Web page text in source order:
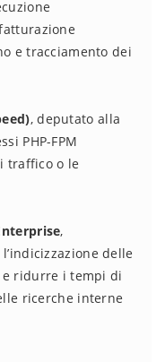
e tracciamento dei
, deputato alla
PHP-FPM
traffico o le
,
delle
e ridurre i tempi di
ricerche interne